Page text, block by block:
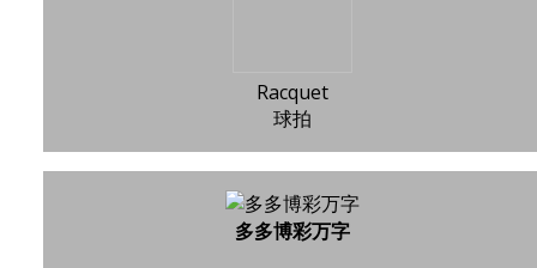
Racquet
球拍
多多博彩万字